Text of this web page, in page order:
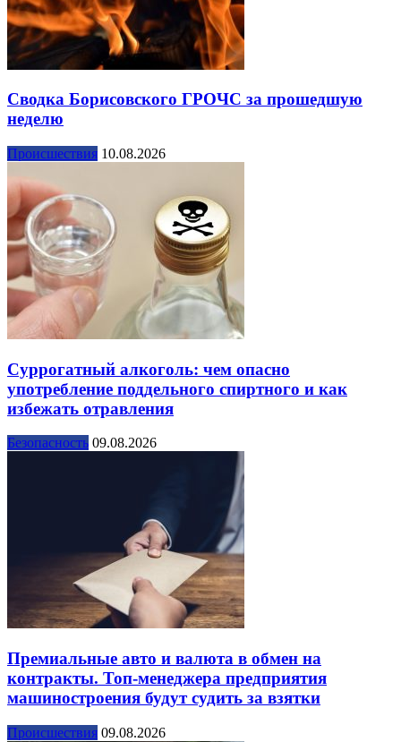
Сводка Борисовского ГРОЧС за прошедшую
неделю
Происшествия 10.08.2026
Суррогатный алкоголь: чем опасно
употребление поддельного спиртного и как
избежать отравления
Безопасность 09.08.2026
Премиальные авто и валюта в обмен на
контракты. Топ-менеджера предприятия
машиностроения будут судить за взятки
Происшествия 09.08.2026